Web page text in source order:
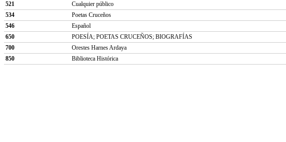
521
Cualquier público
534
Poetas Cruceños
546
Español
650
POESÍA; POETAS CRUCEÑOS; BIOGRAFÍAS
700
Orestes Harnes Ardaya
850
Biblioteca Histórica